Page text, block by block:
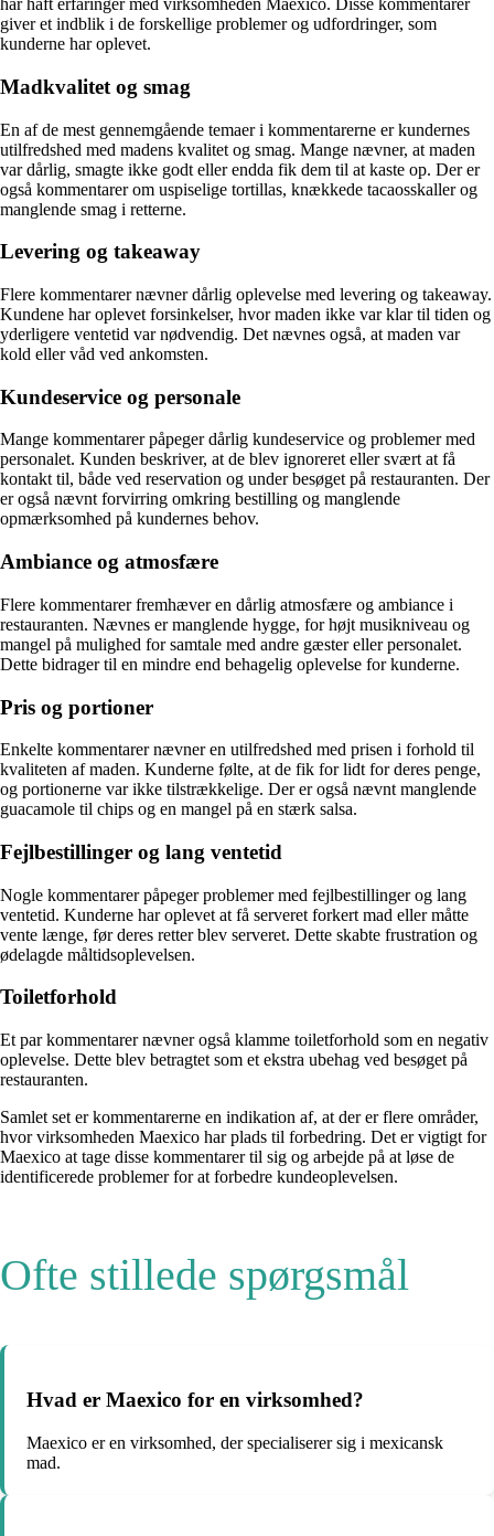
har haft erfaringer med virksomheden Maexico. Disse kommentarer
giver et indblik i de forskellige problemer og udfordringer, som
kunderne har oplevet.
Madkvalitet og smag
En af de mest gennemgående temaer i kommentarerne er kundernes
utilfredshed med madens kvalitet og smag. Mange nævner, at maden
var dårlig, smagte ikke godt eller endda fik dem til at kaste op. Der er
også kommentarer om uspiselige tortillas, knækkede tacaosskaller og
manglende smag i retterne.
Levering og takeaway
Flere kommentarer nævner dårlig oplevelse med levering og takeaway.
Kundene har oplevet forsinkelser, hvor maden ikke var klar til tiden og
yderligere ventetid var nødvendig. Det nævnes også, at maden var
kold eller våd ved ankomsten.
Kundeservice og personale
Mange kommentarer påpeger dårlig kundeservice og problemer med
personalet. Kunden beskriver, at de blev ignoreret eller svært at få
kontakt til, både ved reservation og under besøget på restauranten. Der
er også nævnt forvirring omkring bestilling og manglende
opmærksomhed på kundernes behov.
Ambiance og atmosfære
Flere kommentarer fremhæver en dårlig atmosfære og ambiance i
restauranten. Nævnes er manglende hygge, for højt musikniveau og
mangel på mulighed for samtale med andre gæster eller personalet.
Dette bidrager til en mindre end behagelig oplevelse for kunderne.
Pris og portioner
Enkelte kommentarer nævner en utilfredshed med prisen i forhold til
kvaliteten af maden. Kunderne følte, at de fik for lidt for deres penge,
og portionerne var ikke tilstrækkelige. Der er også nævnt manglende
guacamole til chips og en mangel på en stærk salsa.
Fejlbestillinger og lang ventetid
Nogle kommentarer påpeger problemer med fejlbestillinger og lang
ventetid. Kunderne har oplevet at få serveret forkert mad eller måtte
vente længe, før deres retter blev serveret. Dette skabte frustration og
ødelagde måltidsoplevelsen.
Toiletforhold
Et par kommentarer nævner også klamme toiletforhold som en negativ
oplevelse. Dette blev betragtet som et ekstra ubehag ved besøget på
restauranten.
Samlet set er kommentarerne en indikation af, at der er flere områder,
hvor virksomheden Maexico har plads til forbedring. Det er vigtigt for
Maexico at tage disse kommentarer til sig og arbejde på at løse de
identificerede problemer for at forbedre kundeoplevelsen.
Ofte stillede spørgsmål
Hvad er Maexico for en virksomhed?
Maexico er en virksomhed, der specialiserer sig i mexicansk
mad.